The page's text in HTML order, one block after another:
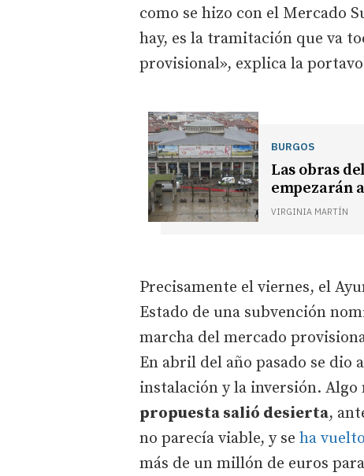
como se hizo con el Mercado
hay, es la tramitación que va
provisional», explica la
BURGOS
Las obras
empezarán
VIRGINIA MARTÍN
Precisamente el viernes, el
Estado de una subvención
marcha del mercado
En abril del año pasado se dio
instalación y la inversión. Algo
propuesta salió desierta,
no parecía viable, y se ha
más de un millón de euros